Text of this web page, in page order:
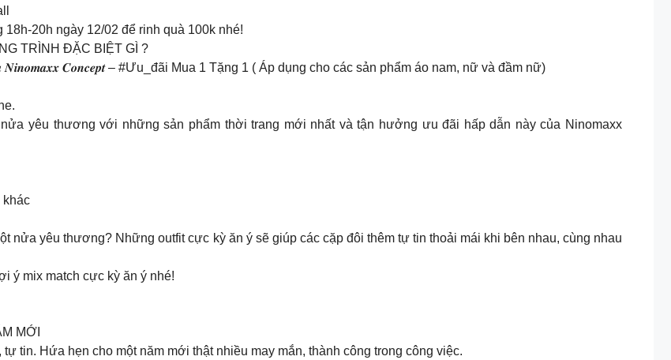
20h ngày 12/02 để rinh quà 100k nhé!
TRÌNH ĐẶC BIỆT GÌ ?
𝑪𝒐𝒏𝒄𝒆𝒑𝒕 – #Ưu_đãi Mua 1 Tặng 1 ( Áp dụng cho các sản phẩm áo nam, nữ và đầm nữ)
yêu thương với những sản phẩm thời trang mới nhất và tận hưởng ưu đãi hấp dẫn này của Ninomaxx
khác
nửa yêu thương? Những outfit cực kỳ ăn ý sẽ giúp các cặp đôi thêm tự tin thoải mái khi bên nhau, cùng nhau
ý mix match cực kỳ ăn ý nhé!
MỚI
tin. Hứa hẹn cho một năm mới thật nhiều may mắn, thành công trong công việc.